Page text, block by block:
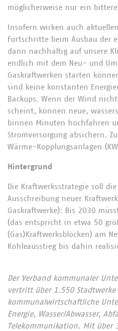
möglicherweise nur ein
Insofern wirken auch
Fortschritte beim Ausbau der
dann nachhaltig auf unsere
endlich mit dem Neu- und
Gaskraftwerken starten
sind keine konstanten
Backups. Wenn der Wind
scheint, können neue,
binnen Minuten hochfahren
Stromversorgung absichern.
Wärme-Kopplungsanlagen
Hintergrund
Die Kraftwerksstrategie soll
Ausschreibung neuer
Gaskraftwerke): Bis 2030
(das entspricht in etwa 50
(Gas)Kraftwerksblöcken) am
Kohleausstieg bis dahin
Der Verband kommunaler
vertritt über 1.550 Stadtwerke
kommunalwirtschaftliche
Energie, Wasser/Abwasser,
Telekommunikation. Mit über